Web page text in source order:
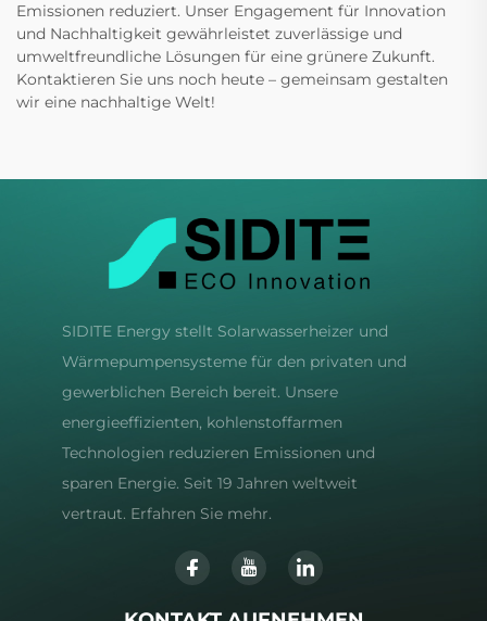
Emissionen reduziert. Unser Engagement für Innovation
und Nachhaltigkeit gewährleistet zuverlässige und
umweltfreundliche Lösungen für eine grünere Zukunft.
Kontaktieren Sie uns noch heute – gemeinsam gestalten
wir eine nachhaltige Welt!
SIDITE Energy stellt Solarwasserheizer und
Wärmepumpensysteme für den privaten und
gewerblichen Bereich bereit. Unsere
energieeffizienten, kohlenstoffarmen
Technologien reduzieren Emissionen und
sparen Energie. Seit 19 Jahren weltweit
vertraut. Erfahren Sie mehr.